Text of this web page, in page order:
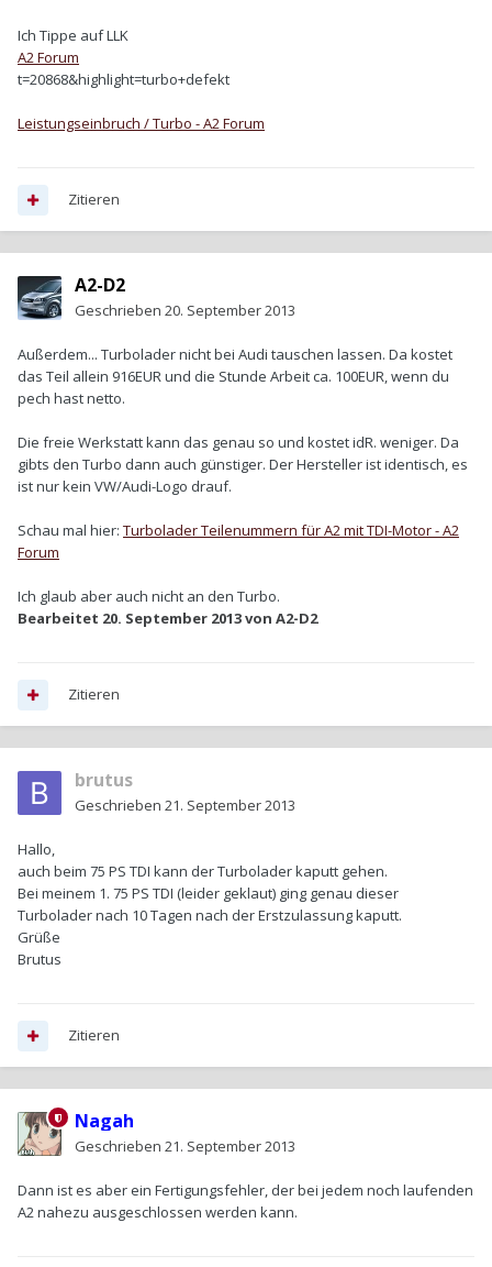
Ich Tippe auf LLK
A2 Forum
t=20868&highlight=turbo+defekt
Leistungseinbruch / Turbo - A2 Forum
Zitieren
A2-D2
Geschrieben 20. September 2013
Außerdem... Turbolader nicht bei Audi tauschen lassen. Da kostet
das Teil allein 916EUR und die Stunde Arbeit ca. 100EUR, wenn du
pech hast netto.
Die freie Werkstatt kann das genau so und kostet idR. weniger. Da
gibts den Turbo dann auch günstiger. Der Hersteller ist identisch, es
ist nur kein VW/Audi-Logo drauf.
Schau mal hier: Turbolader Teilenummern für A2 mit TDI-Motor - A2
Forum
Ich glaub aber auch nicht an den Turbo.
Bearbeitet 20. September 2013von A2-D2
Zitieren
brutus
Geschrieben 21. September 2013
Hallo,
auch beim 75 PS TDI kann der Turbolader kaputt gehen.
Bei meinem 1. 75 PS TDI (leider geklaut) ging genau dieser
Turbolader nach 10 Tagen nach der Erstzulassung kaputt.
Grüße
Brutus
Zitieren
Nagah
Geschrieben 21. September 2013
Dann ist es aber ein Fertigungsfehler, der bei jedem noch laufenden
A2 nahezu ausgeschlossen werden kann.